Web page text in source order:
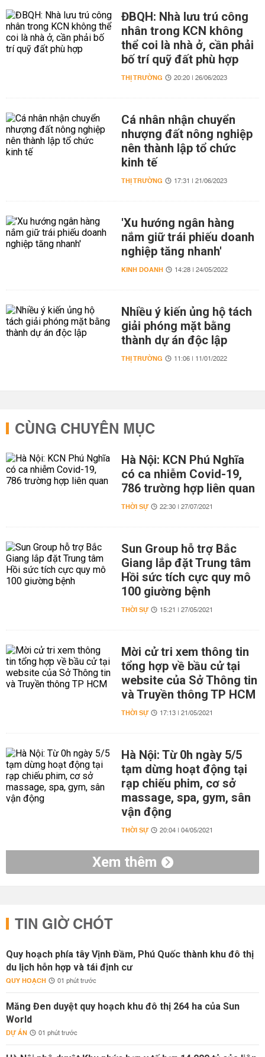
ĐBQH: Nhà lưu trú công
nhân trong KCN không
thể coi là nhà ở, cần phải
bố trí quỹ đất phù hợp
THỊ TRƯỜNG 20:20 | 26/06/2023
Cá nhân nhận chuyển
nhượng đất nông nghiệp
nên thành lập tổ chức
kinh tế
THỊ TRƯỜNG 17:31 | 21/06/2023
'Xu hướng ngân hàng
nắm giữ trái phiếu doanh
nghiệp tăng nhanh'
KINH DOANH 14:28 | 24/05/2022
Nhiều ý kiến ủng hộ tách
giải phóng mặt bằng
thành dự án độc lập
THỊ TRƯỜNG 11:06 | 11/01/2022
CÙNG CHUYÊN MỤC
Hà Nội: KCN Phú Nghĩa
có ca nhiễm Covid-19,
786 trường hợp liên quan
THỜI SỰ 22:30 | 27/07/2021
Sun Group hỗ trợ Bắc
Giang lắp đặt Trung tâm
Hồi sức tích cực quy mô
100 giường bệnh
THỜI SỰ 15:21 | 27/05/2021
Mời cử tri xem thông tin
tổng hợp về bầu cử tại
website của Sở Thông tin
và Truyền thông TP HCM
THỜI SỰ 17:13 | 21/05/2021
Hà Nội: Từ 0h ngày 5/5
tạm dừng hoạt động tại
rạp chiếu phim, cơ sở
massage, spa, gym, sân
vận động
THỜI SỰ 20:04 | 04/05/2021
Xem thêm
TIN GIỜ CHÓT
Quy hoạch phía tây Vịnh Đầm, Phú Quốc thành khu đô thị
du lịch hỗn hợp và tái định cư
QUY HOẠCH 01 phút trước
Măng Đen duyệt quy hoạch khu đô thị 264 ha của Sun
World
DỰ ÁN 01 phút trước